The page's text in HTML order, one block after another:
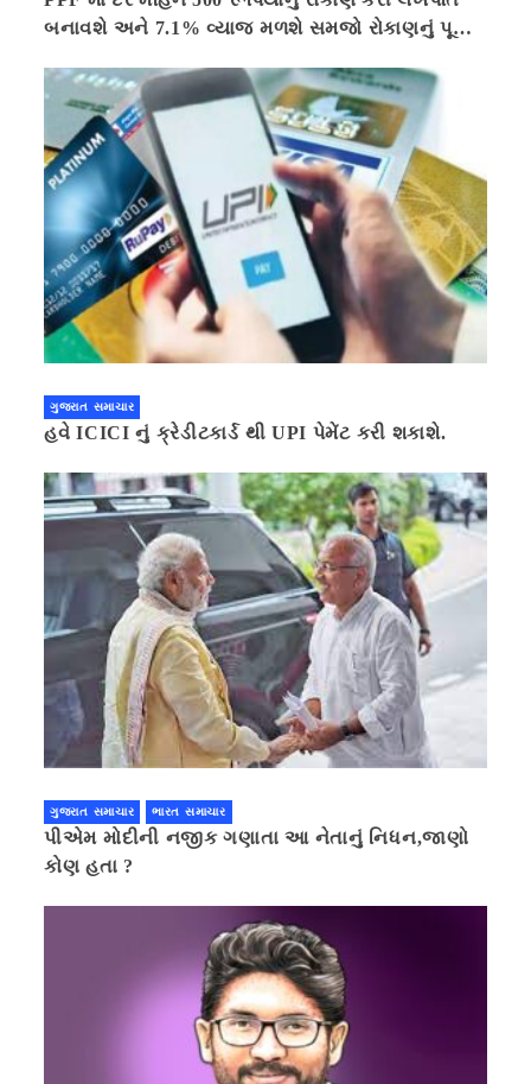
બનાવશે અને 7.1% વ્યાજ મળશે સમજો રોકાણનું પૂરું
ગુજરાત સમાચાર
હવે ICICI નું ક્રેડીટકાર્ડ થી UPI પેમેંટ કરી શકાશે.
ગુજરાત સમાચાર ભારત સમાચાર
પીએમ મોદીની નજીક ગણાતા આ નેતાનું નિધન,જાણો
કોણ હતા ?